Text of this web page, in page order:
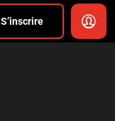
S’inscrire